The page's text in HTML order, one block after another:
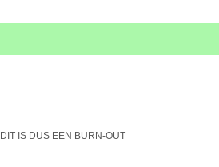
DIT IS DUS EEN BURN-OUT